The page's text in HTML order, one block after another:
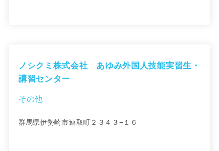
ノシクミ株式会社 あゆみ外国人技能実習生・
講習センター
その他
群馬県伊勢崎市連取町２３４３−１６